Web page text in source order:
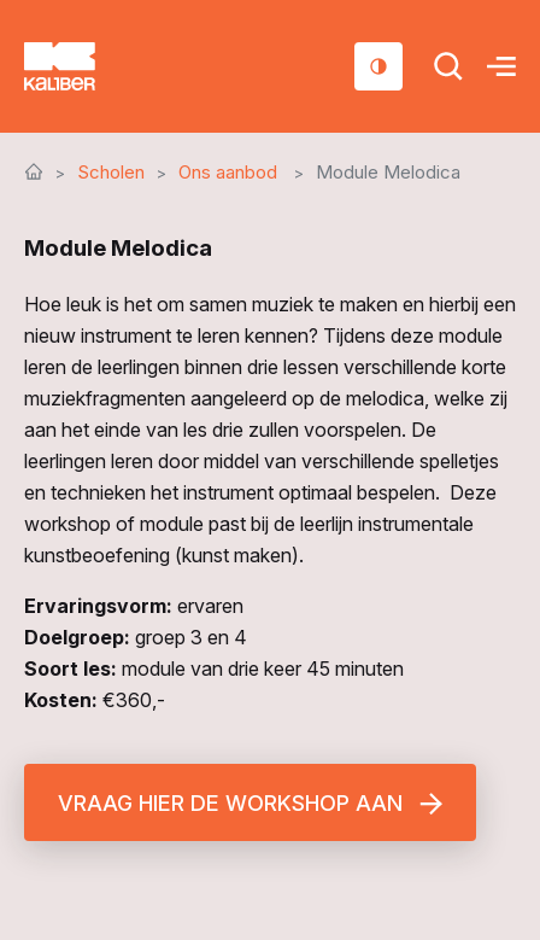
Sociaal domein
Over ons
Nieuws & Agenda
Contact
Scholen Ons aanbod Module Melodica
Module Melodica
Hoe leuk is het om samen muziek te maken en hierbij een
nieuw instrument te leren kennen? Tijdens deze module
leren de leerlingen binnen drie lessen verschillende korte
muziekfragmenten aangeleerd op de melodica, welke zij
aan het einde van les drie zullen voorspelen. De
leerlingen leren door middel van verschillende spelletjes
en technieken het instrument optimaal bespelen. Deze
workshop of module past bij de leerlijn instrumentale
kunstbeoefening (kunst maken).
Ervaringsvorm: ervaren
Doelgroep: groep 3 en 4
Soort les: module van drie keer 45 minuten
Kosten: €360,-
VRAAG HIER DE WORKSHOP AAN